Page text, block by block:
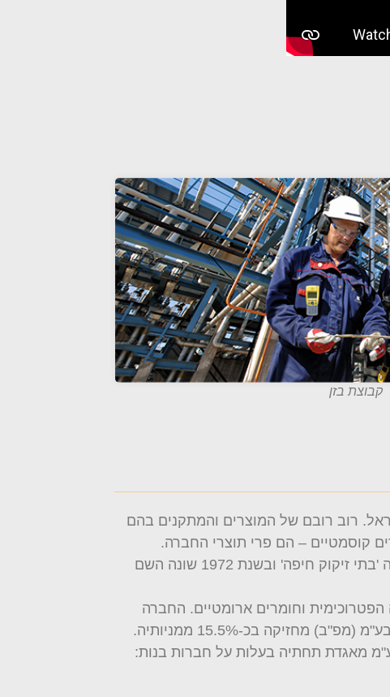
קבוצת בזן
רוב רובם של המוצרים והמתקנים בהם
קוסמטיים – הם פרי תוצרי החברה.
בתי זיקוק לנפט היא חברה ציבורית שפועלת בארץ כבר משנת 1938 בתעשיית הנפט. במקור נקראה החברה 'בתי זיקוק חיפה' ובשנת 1972 שונה השם
החברה
לישראל בע"מ (החברה לישראל) מחזיקה בכ-33% ממניותיה של קבוצת בזן ומפעלים פטרוכימיים בישראל בע"מ (מפ"ב) מחזיקה בכ-15.5% ממניותיה.